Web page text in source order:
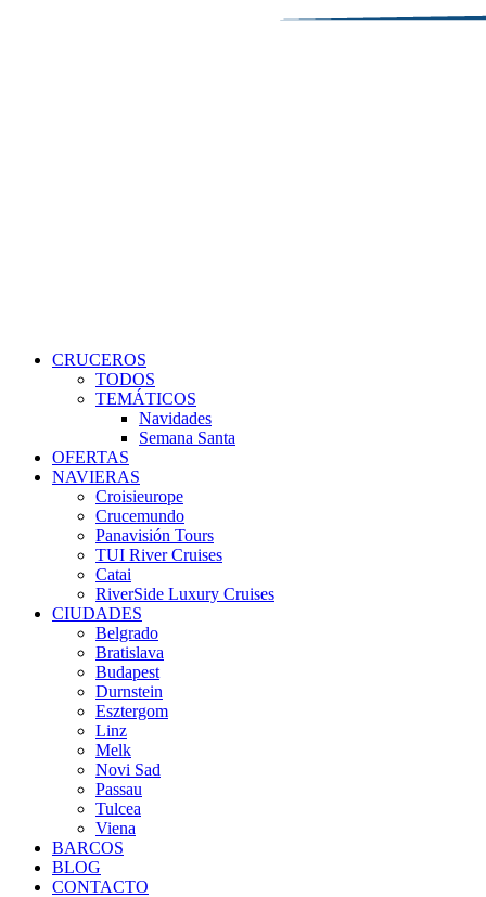
CRUCEROS
TODOS
TEMÁTICOS
Navidades
Semana Santa
OFERTAS
NAVIERAS
Croisieurope
Crucemundo
Panavisión Tours
TUI River Cruises
Catai
RiverSide Luxury Cruises
CIUDADES
Belgrado
Bratislava
Budapest
Durnstein
Esztergom
Linz
Melk
Novi Sad
Passau
Tulcea
Viena
BARCOS
BLOG
CONTACTO